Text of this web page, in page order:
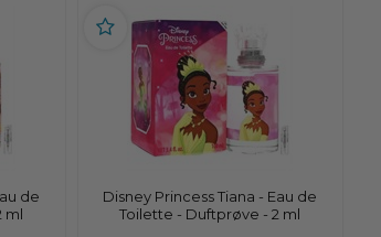
de
ml
Disney Princess Tiana - Eau de
Toilette - Duftprøve - 2 ml